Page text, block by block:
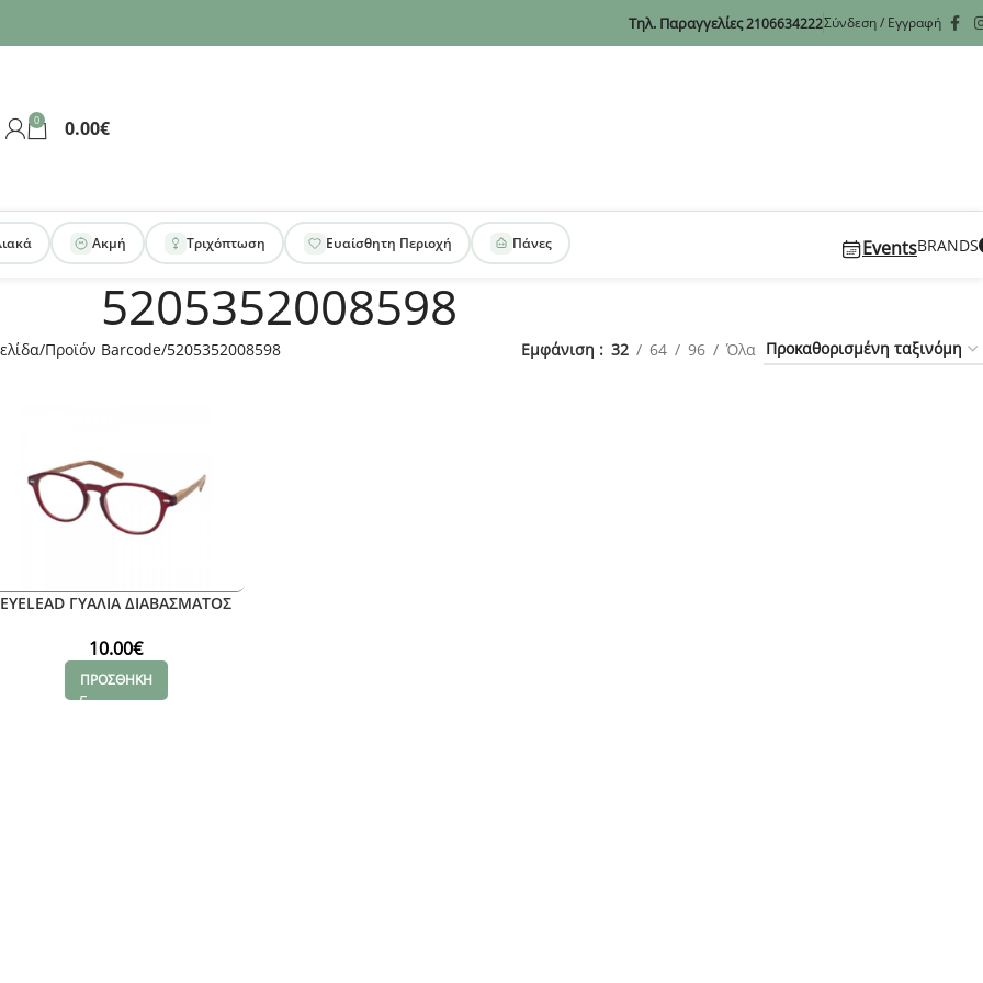
Τηλ. Παραγγελίες2106634222Σύνδεση / Εγγραφή
0 0.00€
Ακμή Τριχόπτωση Ευαίσθητη Περιοχή Πάνες EventsBRANDS
5205352008598
Προϊόν Barcode 5205352008598 Εμφάνιση 32 64 96 Όλα
EYELEAD ΓΥΑΛΙΑ ΔΙΑΒΑΣΜΑΤΟΣ
10.00€
ΠΡΟΣΘΗΚΗ